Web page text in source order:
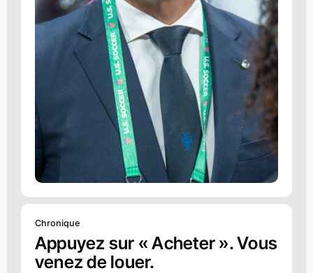
Chronique
Appuyez sur « Acheter ». Vous
venez de louer.